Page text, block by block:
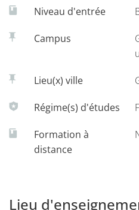
Niveau d'entrée
Campus
Lieu(x) ville
Régime(s) d'études
Formation à
distance
Lieu